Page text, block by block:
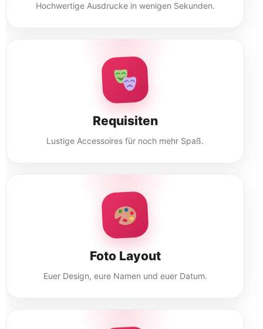
Hochwertige Ausdrucke in wenigen Sekunden.
Requisiten
Lustige Accessoires für noch mehr Spaß.
Foto Layout
Euer Design, eure Namen und euer Datum.